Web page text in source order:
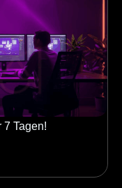
Tagen!